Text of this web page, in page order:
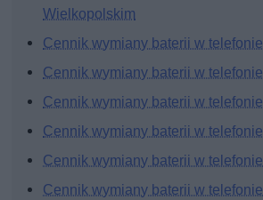
Wielkopolskim
Cennik wymiany baterii w
Cennik wymiany baterii w
Cennik wymiany baterii w
Cennik wymiany baterii w
Cennik wymiany baterii w
Cennik wymiany baterii w